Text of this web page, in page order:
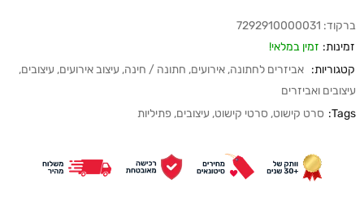
ברקוד: 7292910000031
זמינות: זמין במלאי!
קטגוריות: אביזרים לחתונה, אירועים, חתונה / חינה, עיצוב אירועים, עיצובים,
עיצובים ואביזרים
Tags: סרט קישוט, סרטי קישוט, עיצובים, פתיליות